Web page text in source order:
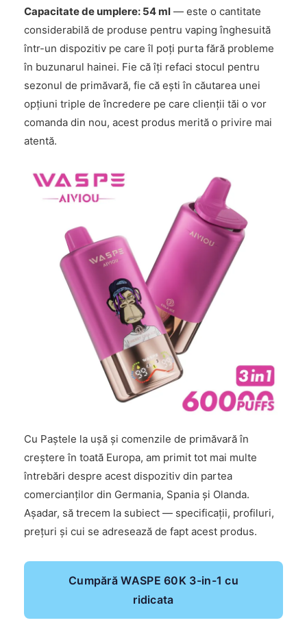
Capacitate de umplere: 54 ml — este o cantitate
considerabilă de produse pentru vaping înghesuită
într-un dispozitiv pe care îl poți purta fără probleme
în buzunarul hainei. Fie că îți refaci stocul pentru
sezonul de primăvară, fie că ești în căutarea unei
opțiuni triple de încredere pe care clienții tăi o vor
comanda din nou, acest produs merită o privire mai
atentă.
Cu Paștele la ușă și comenzile de primăvară în
creștere în toată Europa, am primit tot mai multe
întrebări despre acest dispozitiv din partea
comercianților din Germania, Spania și Olanda.
Așadar, să trecem la subiect — specificații, profiluri,
prețuri și cui se adresează de fapt acest produs.
Cumpără WASPE 60K 3-in-1 cu
ridicata